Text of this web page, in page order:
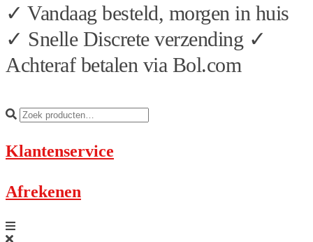
✓ Vandaag besteld, morgen in huis
✓ Snelle Discrete verzending ✓
Achteraf betalen via Bol.com
Klantenservice
Afrekenen